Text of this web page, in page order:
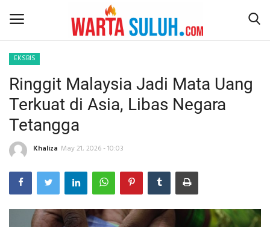
Home
NEWS
JAZIRAH RIAU
POLITIK
EKSBIS
Ringgit Malaysia Jadi Mata Uang
Terkuat di Asia, Libas Negara
Tetangga
Khaliza May 21, 2026 - 10:03